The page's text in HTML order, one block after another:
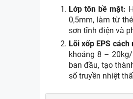
Lớp tôn bề mặt:
0,5mm, làm từ
sơn tĩnh điện và
Lõi xốp EPS cách
khoảng 8 –
ban đầu, tạo
số truyền nhiệt